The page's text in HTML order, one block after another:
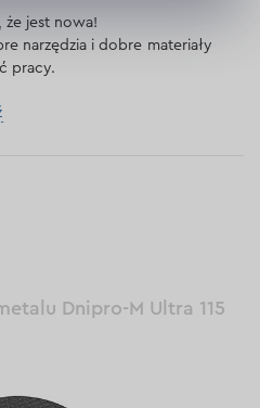
jest nowa!
narzędzia i dobre materiały
pracy.
Dnipro-M Ultra 115